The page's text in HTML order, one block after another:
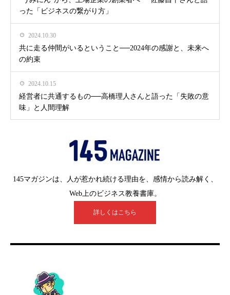
った「ビジネスの繋がり方」
2024.10.30
共に走る仲間がいるということ──2024年の感謝と、未来へ
の約束
2024.10.15
経営者に共通するもの──高橋理人さんと語った「失敗の意
味」と人間理解
145マガジンは、人が惹かれ続ける理由を、感情から読み解く、
Web上のビジネス教養書庫。
詳しくはこちら